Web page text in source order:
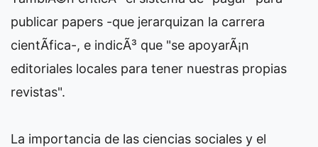
publicar papers -que jerarquizan la carrera
cientÃ­fica-, e indicÃ³ que "se apoyarÃ¡n
editoriales locales para tener nuestras propias
revistas".
La importancia de las ciencias sociales y el